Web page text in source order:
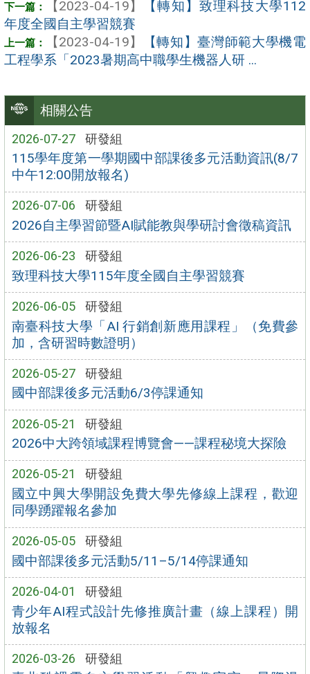
相關公告
2026-07-27 研發組
115學年度第一學期國中部課後多元活動資訊(8/7
中午12:00開放報名)
2026-07-06 研發組
2026自主學習節暨AI賦能教與學研討會徵稿資訊
2026-06-23 研發組
致理科技大學115年度全國自主學習競賽
2026-06-05 研發組
南臺科技大學「AI 行銷創新應用課程」（免費參
加，含研習時數證明）
2026-05-27 研發組
國中部課後多元活動6/3停課通知
2026-05-21 研發組
2026中大跨領域課程博覽會——課程秘境大探險
2026-05-21 研發組
國立中興大學開設免費大學先修線上課程，歡迎
同學踴躍報名參加
2026-05-05 研發組
國中部課後多元活動5/11–5/14停課通知
2026-04-01 研發組
青少年AI程式設計先修推廣計畫（線上課程）開
放報名
2026-03-26 研發組
【2023-04-19】
【轉知】致理科技大學112
年度全國自主學習競賽
【2023-04-19】
【轉知】臺灣師範大學機電
工程學系「2023暑期高中職學生機器人研 ...